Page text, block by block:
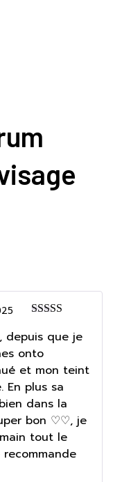
depuis que je
onto
et mon teint
En plus sa
dans la
bon ♡♡, je
tout le
recommande